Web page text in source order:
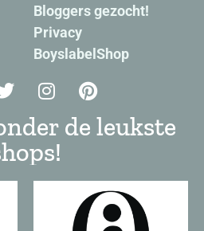
Bloggers gezocht!
Privacy
BoyslabelShop
de leukste